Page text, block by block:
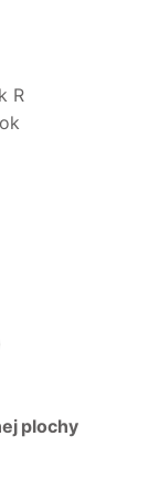
R
plochy